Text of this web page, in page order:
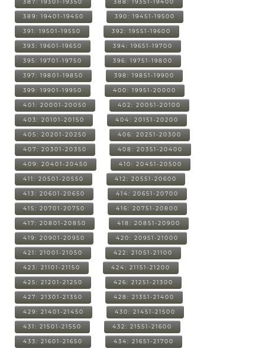
387: 19301-19350 388: 19351-19400
389: 19401-19450 390: 19451-19500
391: 19501-19550 392: 19551-19600
393: 19601-19650 394: 19651-19700
395: 19701-19750 396: 19751-19800
397: 19801-19850 398: 19851-19900
399: 19901-19950 400: 19951-20000
401: 20001-20050 402: 20051-20100
403: 20101-20150 404: 20151-20200
405: 20201-20250 406: 20251-20300
407: 20301-20350 408: 20351-20400
409: 20401-20450 410: 20451-20500
411: 20501-20550 412: 20551-20600
413: 20601-20650 414: 20651-20700
415: 20701-20750 416: 20751-20800
417: 20801-20850 418: 20851-20900
419: 20901-20950 420: 20951-21000
421: 21001-21050 422: 21051-21100
423: 21101-21150 424: 21151-21200
425: 21201-21250 426: 21251-21300
427: 21301-21350 428: 21351-21400
429: 21401-21450 430: 21451-21500
431: 21501-21550 432: 21551-21600
433: 21601-21650 434: 21651-21700